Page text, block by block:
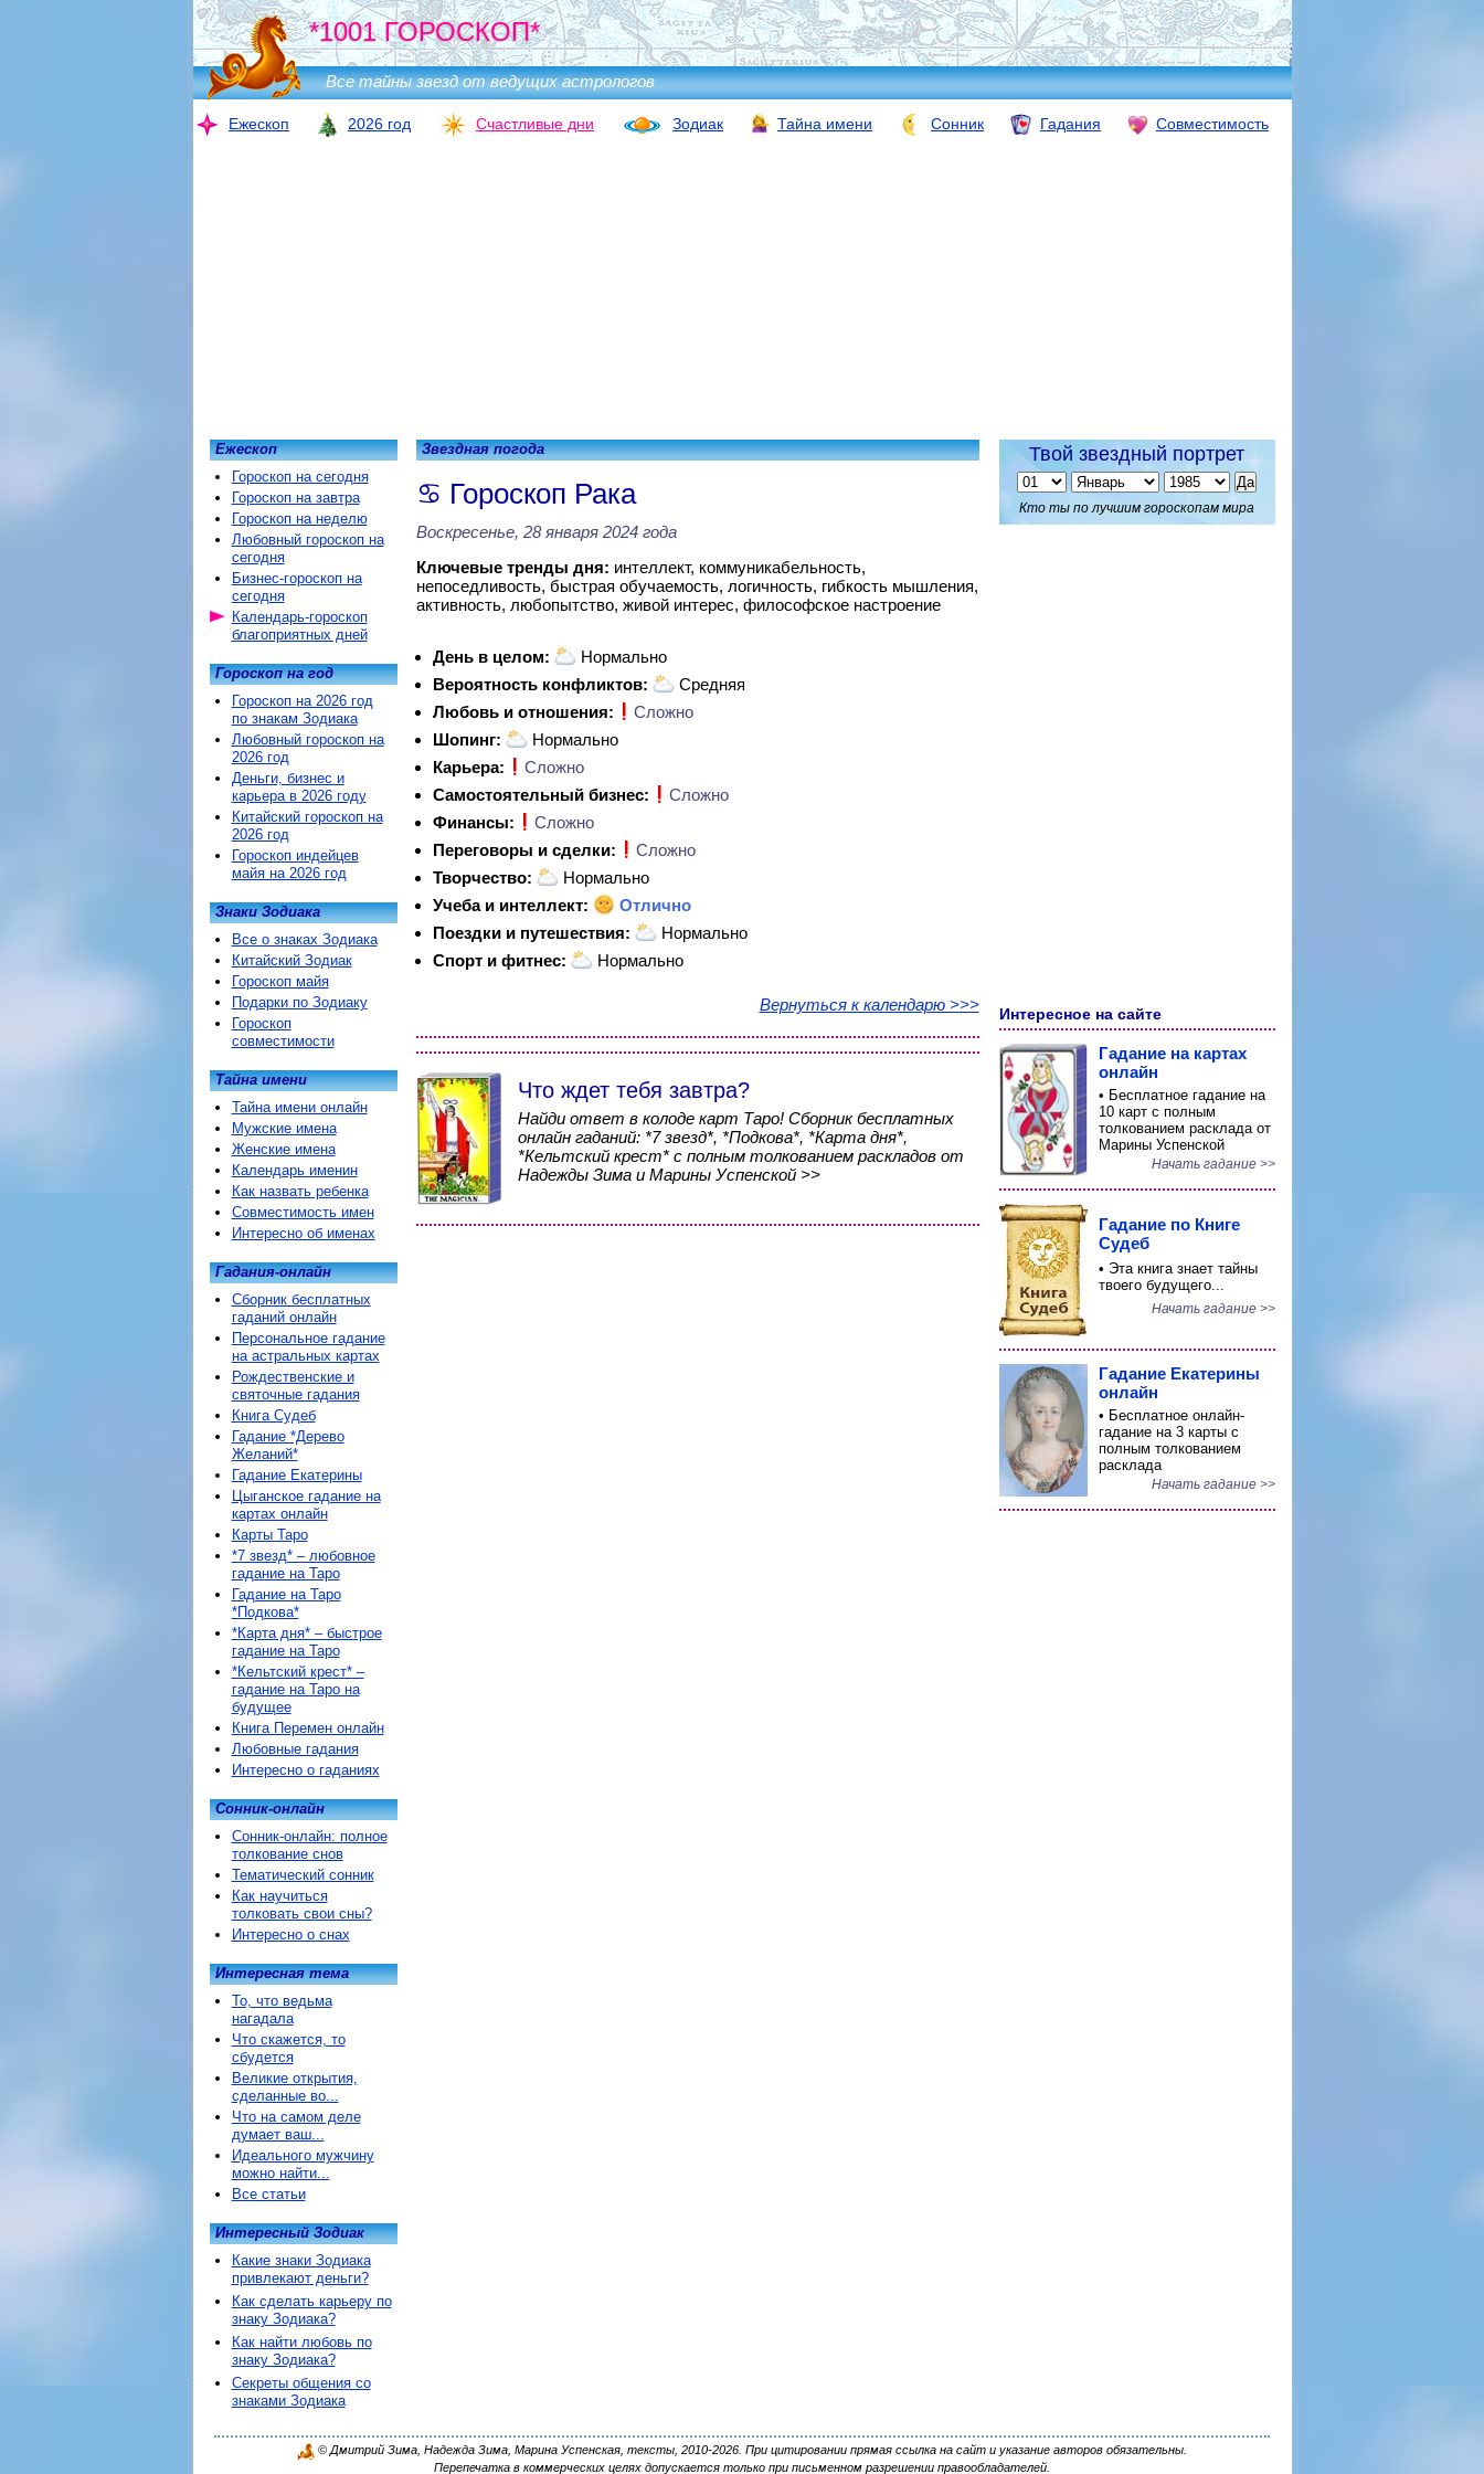
*1001 ГОРОСКОП*
Все тайны звезд от ведущих астрологов
Ежескоп 2026 год Счастливые дни Зодиак Тайна имени Сонник Гадания Совместимость
Звездная погода
Гороскоп Рака
Воскресенье, 28 января 2024 года
Ключевые тренды дня: интеллект, коммуникабельность,
непоседливость, быстрая обучаемость, логичность, гибкость мышления,
активность, любопытство, живой интерес, философское настроение
День в целом:
Нормально
Вероятность конфликтов:
Средняя
Любовь и отношения:
Сложно
Шопинг:
Нормально
Карьера:
Сложно
Самостоятельный бизнес:
Сложно
Финансы:
Сложно
Переговоры и сделки:
Сложно
Творчество:
Нормально
Учеба и интеллект:
Отлично
Поездки и путешествия:
Нормально
Спорт и фитнес:
Нормально
Вернуться к календарю >>>
Что ждет тебя завтра?
Найди ответ в колоде карт Таро! Сборник бесплатных
онлайн гаданий: *7 звезд*, *Подкова*, *Карта дня*,
*Кельтский крест* с полным толкованием раскладов от
Надежды Зима и Марины Успенской >>
Ежескоп
Гороскоп на сегодня
Гороскоп на завтра
Гороскоп на неделю
Любовный гороскоп на
сегодня
Бизнес-гороскоп на
сегодня
Календарь-гороскоп
благоприятных дней
Гороскоп на год
Гороскоп на 2026 год
по знакам Зодиака
Любовный гороскоп на
2026 год
Деньги, бизнес и
карьера в 2026 году
Китайский гороскоп на
2026 год
Гороскоп индейцев
майя на 2026 год
Знаки Зодиака
Все о знаках Зодиака
Китайский Зодиак
Гороскоп майя
Подарки по Зодиаку
Гороскоп
совместимости
Тайна имени
Тайна имени онлайн
Мужские имена
Женские имена
Календарь именин
Как назвать ребенка
Совместимость имен
Интересно об именах
Гадания-онлайн
Сборник бесплатных
гаданий онлайн
Персональное гадание
на астральных картах
Рождественские и
святочные гадания
Книга Судеб
Гадание *Дерево
Желаний*
Гадание Екатерины
Цыганское гадание на
картах онлайн
Карты Таро
*7 звезд* – любовное
гадание на Таро
Гадание на Таро
*Подкова*
*Карта дня* – быстрое
гадание на Таро
*Кельтский крест* –
гадание на Таро на
будущее
Книга Перемен онлайн
Любовные гадания
Интересно о гаданиях
Сонник-онлайн
Сонник-онлайн: полное
толкование снов
Тематический сонник
Как научиться
толковать свои сны?
Интересно о снах
Интересная тема
То, что ведьма
нагадала
Что скажется, то
сбудется
Великие открытия,
сделанные во...
Что на самом деле
думает ваш...
Идеального мужчину
можно найти...
Все статьи
Интересный Зодиак
Какие знаки Зодиака
привлекают деньги?
Как сделать карьеру по
знаку Зодиака?
Как найти любовь по
знаку Зодиака?
Секреты общения со
знаками Зодиака
Твой звездный портрет
Кто ты по лучшим гороскопам мира
Интересное на сайте
Гадание на картах
онлайн
• Бесплатное гадание на
10 карт с полным
толкованием расклада от
Марины Успенской
Начать гадание >>
Гадание по Книге
Судеб
• Эта книга знает тайны
твоего будущего...
Начать гадание >>
Гадание Екатерины
онлайн
• Бесплатное онлайн-
гадание на 3 карты с
полным толкованием
расклада
Начать гадание >>
© Дмитрий Зима, Надежда Зима, Марина Успенская, тексты, 2010-2026. При цитировании прямая ссылка на сайт и указание авторов обязательны.
Перепечатка в коммерческих целях допускается только при письменном разрешении правообладателей.